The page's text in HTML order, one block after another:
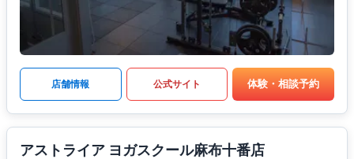
店舗情報 公式サイト 体験・相談予約
アストライア ヨガスクール麻布十番店